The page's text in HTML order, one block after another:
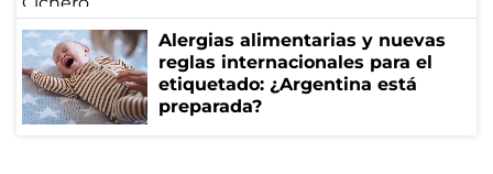
Alergias alimentarias y nuevas
reglas internacionales para el
etiquetado: ¿Argentina está
preparada?